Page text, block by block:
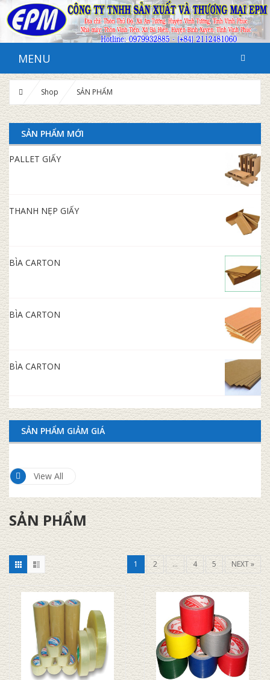
MENU
Shop SẢN PHẨM
SẢN PHẨM MỚI
PALLET GIẤY
THANH NẸP GIẤY
BÌA CARTON
BÌA CARTON
BÌA CARTON
SẢN PHẨM GIẢM GIÁ
View All
SẢN PHẨM
1 2 … 4 5 NEXT »